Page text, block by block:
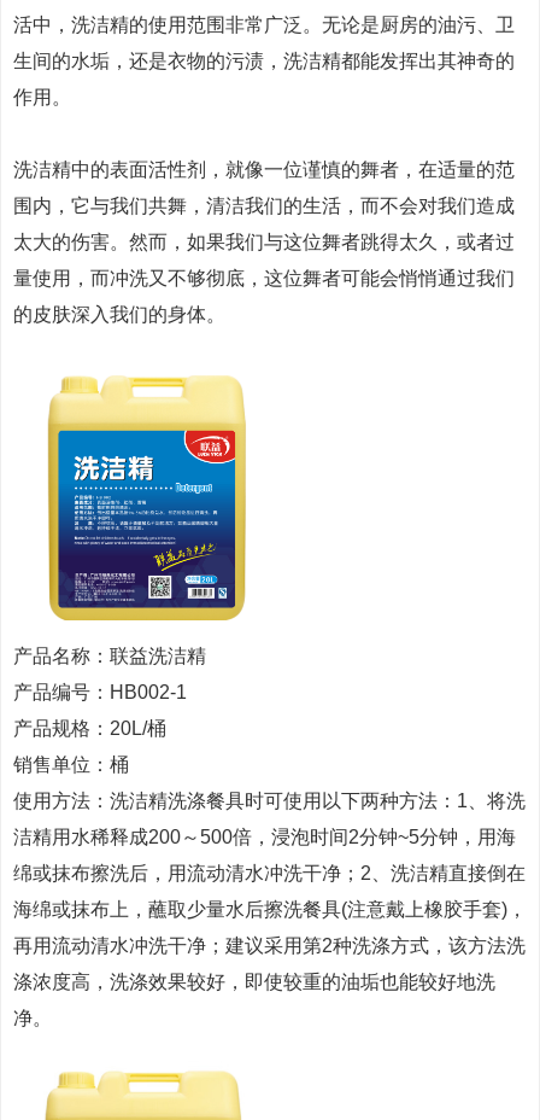
活中，洗洁精的使用范围非常广泛。无论是厨房的油污、卫
生间的水垢，还是衣物的污渍，洗洁精都能发挥出其神奇的
作用。
洗洁精中的表面活性剂，就像一位谨慎的舞者，在适量的范
围内，它与我们共舞，清洁我们的生活，而不会对我们造成
太大的伤害。然而，如果我们与这位舞者跳得太久，或者过
量使用，而冲洗又不够彻底，这位舞者可能会悄悄通过我们
的皮肤深入我们的身体。
产品名称：联益洗洁精
产品编号：HB002-1
产品规格：20L/桶
销售单位：桶
使用方法：洗洁精洗涤餐具时可使用以下两种方法：1、将洗
洁精用水稀释成200～500倍，浸泡时间2分钟~5分钟，用海
绵或抹布擦洗后，用流动清水冲洗干净；2、洗洁精直接倒在
海绵或抹布上，蘸取少量水后擦洗餐具(注意戴上橡胶手套)，
再用流动清水冲洗干净；建议采用第2种洗涤方式，该方法洗
涤浓度高，洗涤效果较好，即使较重的油垢也能较好地洗
净。